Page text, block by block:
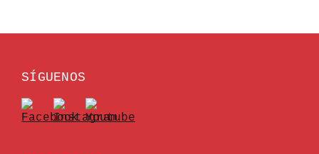
SÍGUENOS